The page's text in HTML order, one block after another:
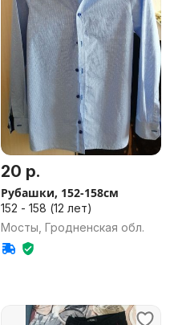
20 р.
Рубашки, 152-158см
152 - 158 (12 лет)
Мосты, Гродненская обл.